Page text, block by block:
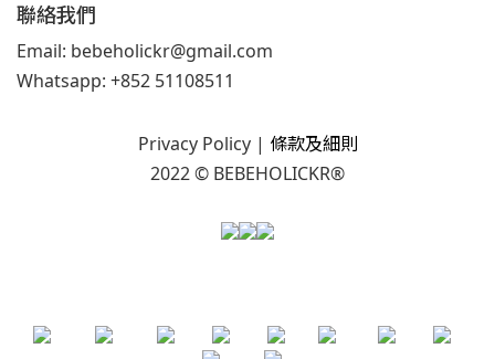
聯絡我們
Email: bebeholickr@gmail.com
Whatsapp: +852 51108511
Privacy Policy| 條款及細則
2022 © BEBEHOLICKR®